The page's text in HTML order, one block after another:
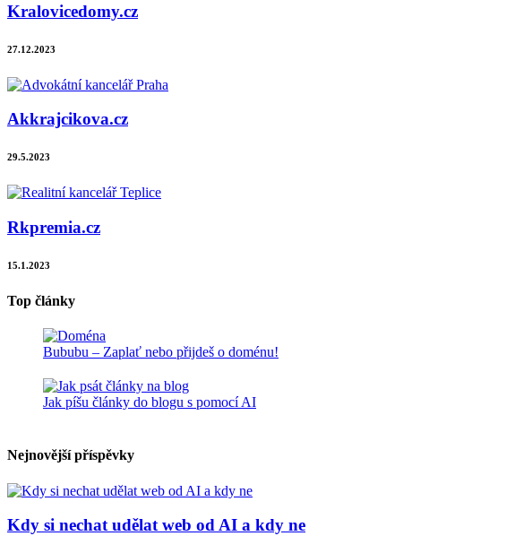
Kralovicedomy.cz
27.12.2023
Akkrajcikova.cz
29.5.2023
Rkpremia.cz
15.1.2023
Top články
Bububu – Zaplať nebo přijdeš o doménu!
Jak píšu články do blogu s pomocí AI
Nejnovější příspěvky
Kdy si nechat udělat web od AI a kdy ne